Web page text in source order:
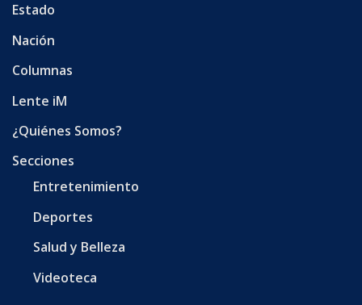
Estado
Nación
Columnas
Lente iM
¿Quiénes Somos?
Secciones
Entretenimiento
Deportes
Salud y Belleza
Videoteca